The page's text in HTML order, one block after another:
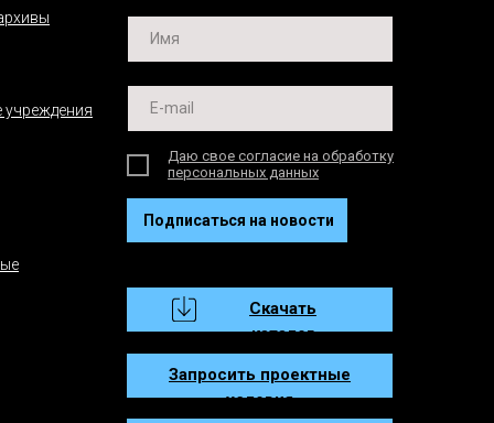
Подписаться на новости
Даю свое согласие на обработку
персональных данных
Скачать
каталог
Запросить проектные
условия